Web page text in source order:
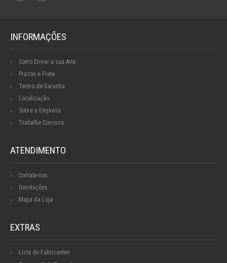
INFORMAÇÕES
Como Enviar a sua Arte
Prazos e Frete
Termo de Garantia
Localização
Sobre a Empresa
Trabalhe Conosco
ATENDIMENTO
Contate-nos
Devoluções
Mapa da Loja
EXTRAS
Lista de Fabricantes